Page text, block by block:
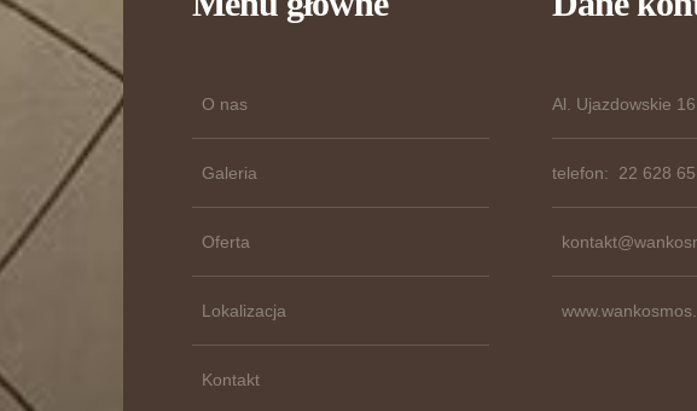
O nas
Galeria
Oferta
Lokalizacja
Kontakt
Al. Ujazdowskie
telefon: 22 628